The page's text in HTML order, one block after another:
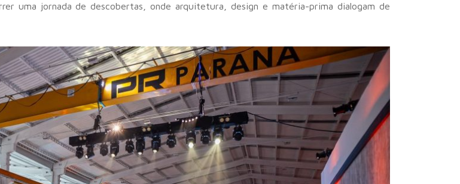
uma jornada de descobertas, onde arquitetura, design e matéria-prima dialogam de